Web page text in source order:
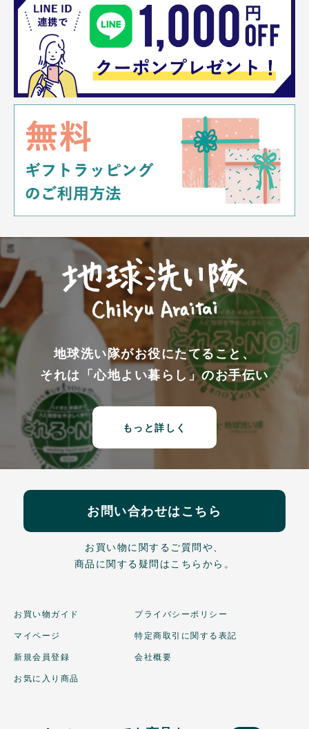
地球洗い隊がお役にたてること、
それは「心地よい暮らし」のお手伝い
もっと詳しく
お問い合わせはこちら
お買い物に関するご質問や、
商品に関する疑問はこちらから。
お買い物ガイド
マイページ
新規会員登録
お気に入り商品
プライバシーポリシー
特定商取引に関する表記
会社概要